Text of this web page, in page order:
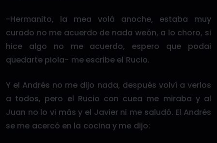
-Hermanito, la mea volá anoche, estaba muy
curado no me acuerdo de nada weón, a lo choro, si
hice algo no me acuerdo, espero que podai
quedarte piola- me escribe el Rucio.
Y el Andrés no me dijo nada, después volví a verlos
a todos, pero el Rucio con cuea me miraba y al
Juan no lo vi más y el Javier ni me saludó. El Andrés
se me acercó en la cocina y me dijo: